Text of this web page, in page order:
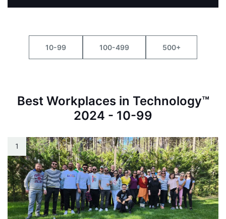
10-99 100-499 500+
Best Workplaces in Technology™
2024 - 10-99
1